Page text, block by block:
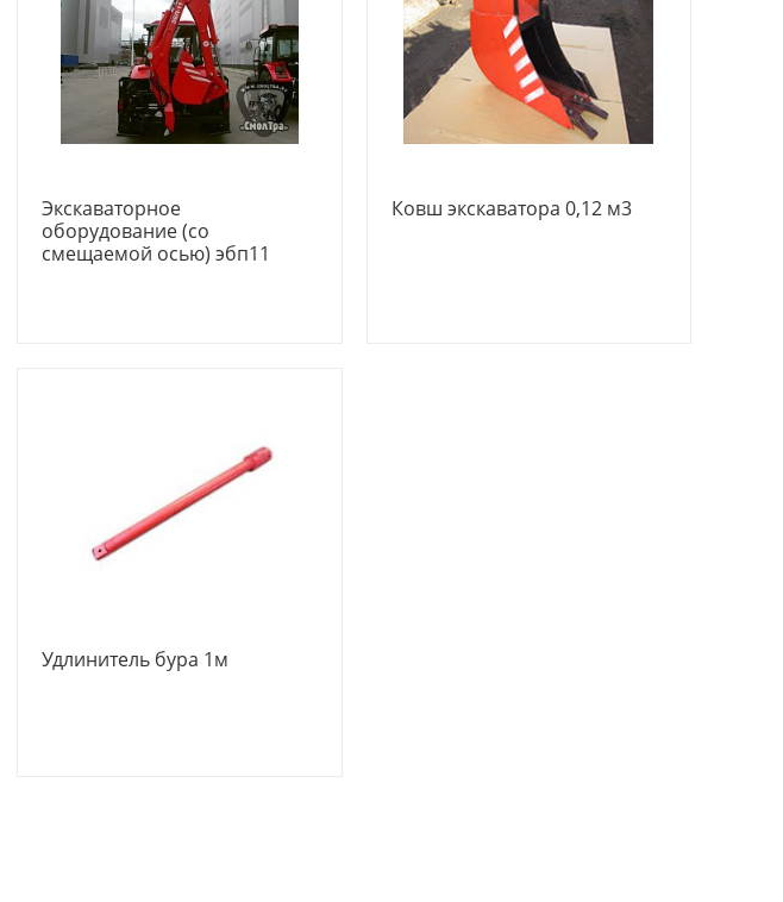
Экскаваторное
оборудование (со
смещаемой осью) эбп11
Ковш экскаватора 0,12 м3
Удлинитель бура 1м